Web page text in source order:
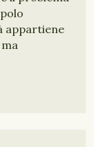
appartiene